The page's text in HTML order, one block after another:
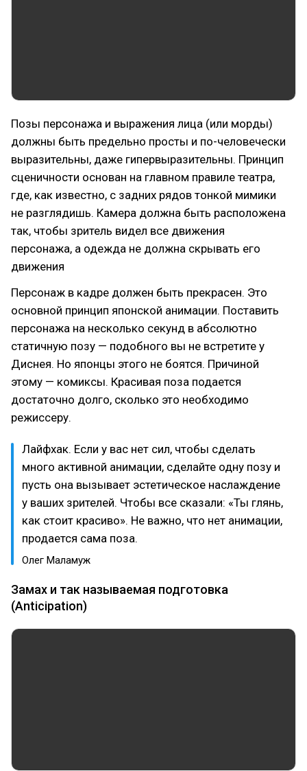
Позы персонажа и выражения лица (или морды)
должны быть предельно просты и по-человечески
выразительны, даже гипервыразительны. Принцип
сценичности основан на главном правиле театра,
где, как известно, с задних рядов тонкой мимики
не разглядишь. Камера должна быть расположена
так, чтобы зритель видел все движения
персонажа, а одежда не должна скрывать его
движения
Персонаж в кадре должен быть прекрасен. Это
основной принцип японской анимации. Поставить
персонажа на несколько секунд в абсолютно
статичную позу — подобного вы не встретите у
Диснея. Но японцы этого не боятся. Причиной
этому — комиксы. Красивая поза подается
достаточно долго, сколько это необходимо
режиссеру.
Лайфхак. Если у вас нет сил, чтобы сделать
много активной анимации, сделайте одну позу и
пусть она вызывает эстетическое наслаждение
у ваших зрителей. Чтобы все сказали: «Ты глянь,
как стоит красиво». Не важно, что нет анимации,
продается сама поза.
Олег Маламуж
Замах и так называемая подготовка
(Anticipation)